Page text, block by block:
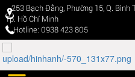
253 Bạch Đằng, Phường 15, Q. Bình
Tp. Hồ Chí Minh
Hotline: 0938 423 805